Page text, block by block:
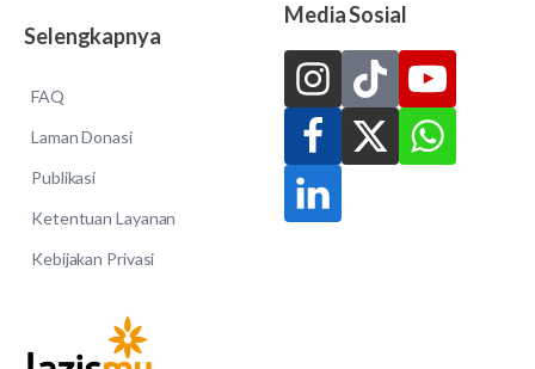
Selengkapnya
FAQ
Laman Donasi
Publikasi
Ketentuan Layanan
Kebijakan Privasi
Media Sosial